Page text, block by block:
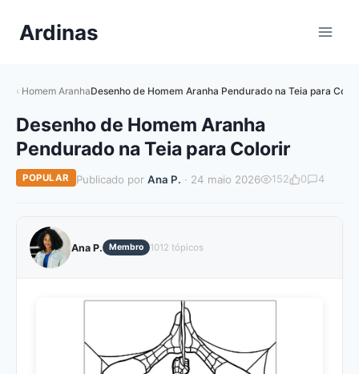
paraArdinas
Homem AranhaDesenho de Homem Aranha Pendurado na Teia para
Desenho de Homem Aranha
Pendurado na Teia para Colorir
POPULAR Publicado por Ana P. · 24 maio 2026 152 0 4
Ana P. Membro 1012 tópicos